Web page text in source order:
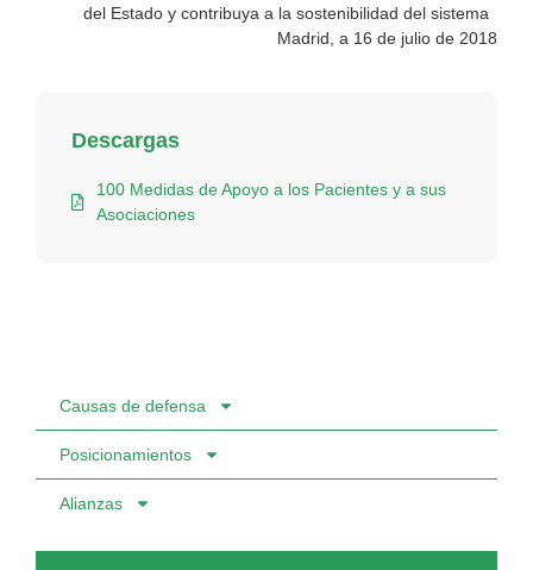
Causas de defensa
Posicionamientos
Alianzas
del Estado y contribuya a la sostenibilidad del sistema
Madrid, a 16 de julio de 2018
Descargas
100 Medidas de Apoyo a los Pacientes y a sus
Asociaciones